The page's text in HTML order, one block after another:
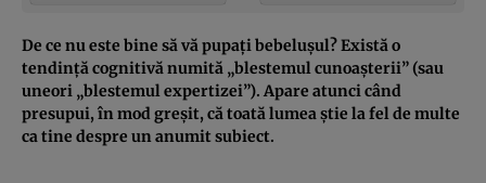
De ce nu este bine să vă pupați bebelușul? Există o
tendință cognitivă numită „blestemul cunoașterii” (sau
uneori „blestemul expertizei”). Apare atunci când
presupui, în mod greșit, că toată lumea știe la fel de multe
ca tine despre un anumit subiect.